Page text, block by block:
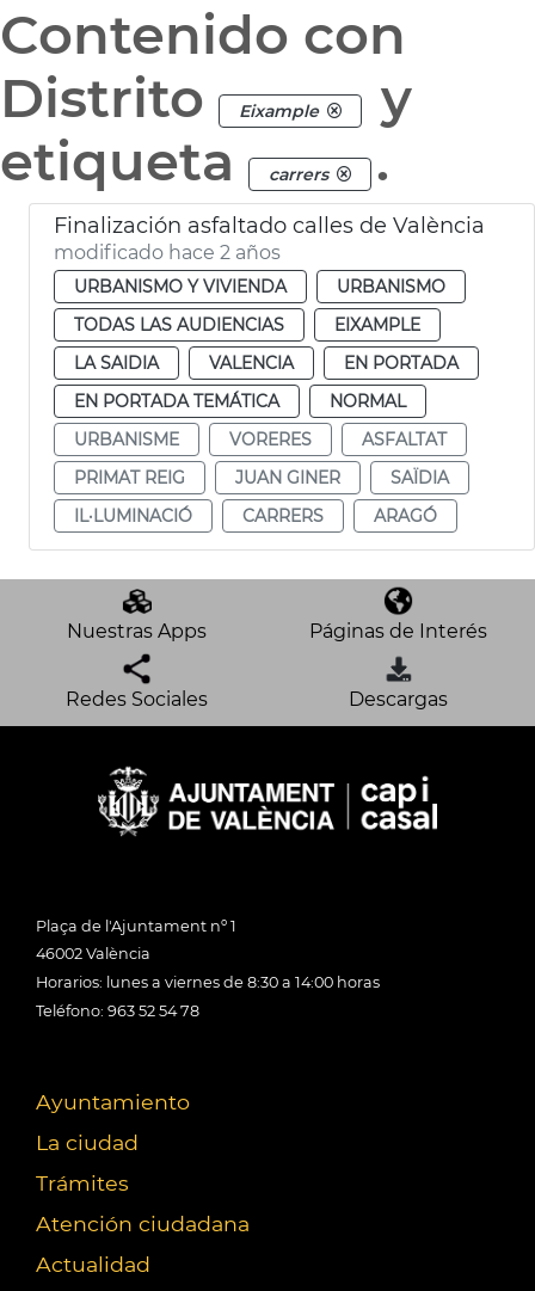
Contenido con
Distrito
Eixample
y
etiqueta
carrers .
Finalización asfaltado calles de València
modificado hace 2 años
URBANISMO Y VIVIENDA
URBANISMO
TODAS LAS AUDIENCIAS
EIXAMPLE
LA SAIDIA
VALENCIA
EN PORTADA
EN PORTADA TEMÁTICA
NORMAL
URBANISME
VORERES
ASFALTAT
PRIMAT REIG
JUAN GINER
SAÏDIA
IL·LUMINACIÓ
CARRERS ARAGÓ
Nuestras Apps Páginas de Interés
Redes Sociales Descargas
Plaça de l'Ajuntament nº 1
46002 València
Horarios: lunes a viernes de 8:30 a 14:00 horas
Teléfono: 963 52 54 78
Ayuntamiento
La ciudad
Trámites
Atención ciudadana
Actualidad